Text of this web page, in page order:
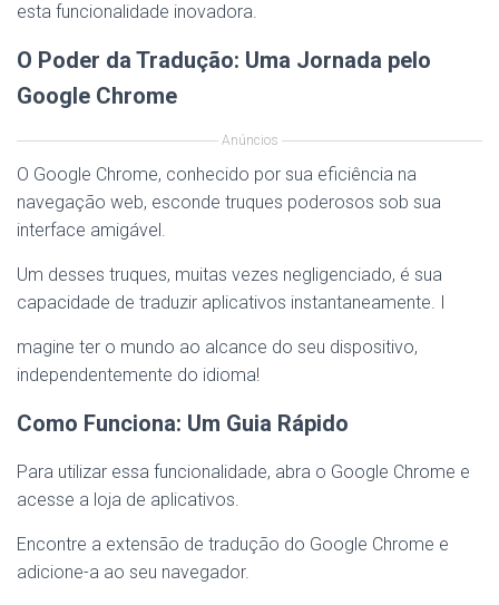
esta funcionalidade inovadora.
O Poder da Tradução: Uma Jornada pelo
Google Chrome
Anúncios
O Google Chrome, conhecido por sua eficiência na
navegação web, esconde truques poderosos sob sua
interface amigável.
Um desses truques, muitas vezes negligenciado, é sua
capacidade de traduzir aplicativos instantaneamente. I
magine ter o mundo ao alcance do seu dispositivo,
independentemente do idioma!
Como Funciona: Um Guia Rápido
Para utilizar essa funcionalidade, abra o Google Chrome e
acesse a loja de aplicativos.
Encontre a extensão de tradução do Google Chrome e
adicione-a ao seu navegador.